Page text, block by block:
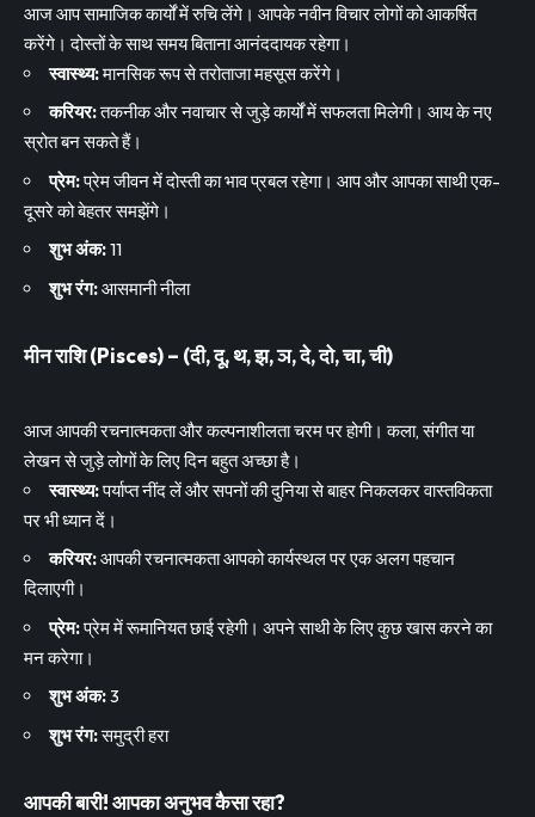
आज आप सामाजिक कार्यों में रुचि लेंगे। आपके नवीन विचार लोगों को आकर्षित
करेंगे। दोस्तों के साथ समय बिताना आनंददायक रहेगा।
स्वास्थ्य:मानसिक रूप से तरोताजा महसूस करेंगे।
करियर:तकनीक और नवाचार से जुड़े कार्यों में सफलता मिलेगी। आय के नए
स्रोत बन सकते हैं।
प्रेम:प्रेम जीवन में दोस्ती का भाव प्रबल रहेगा। आप और आपका साथी एक-
दूसरे को बेहतर समझेंगे।
शुभ अंक:11
शुभ रंग:आसमानी नीला
मीन राशि (Pisces) – (दी, दू, थ, झ, ञ, दे, दो, चा, ची)
आज आपकी रचनात्मकता और कल्पनाशीलता चरम पर होगी। कला, संगीत या
लेखन से जुड़े लोगों के लिए दिन बहुत अच्छा है।
स्वास्थ्य:पर्याप्त नींद लें और सपनों की दुनिया से बाहर निकलकर वास्तविकता
पर भी ध्यान दें।
करियर:आपकी रचनात्मकता आपको कार्यस्थल पर एक अलग पहचान
दिलाएगी।
प्रेम:प्रेम में रूमानियत छाई रहेगी। अपने साथी के लिए कुछ खास करने का
मन करेगा।
शुभ अंक:3
शुभ रंग:समुद्री हरा
आपकी बारी! आपका अनुभव कैसा रहा?